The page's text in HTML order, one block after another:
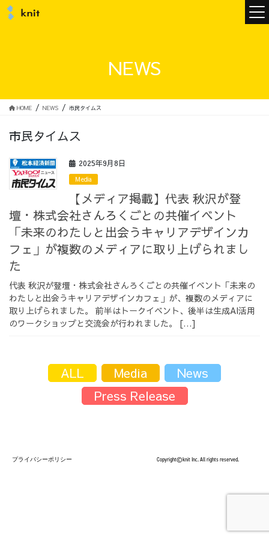
メンバー 会社概要
サービス
採用情報
NEWS
HOME NEWS 市民タイムス
市民タイムス
2025年9月8日
Media
【メディア掲載】代表 秋沢が登
壇・株式会社さんろくごとの共催イベント
「未来のわたしと出会うキャリアデザインカ
フェ」が複数のメディアに取り上げられまし
た
代表 秋沢が登壇・株式会社さんろくごとの共催イベント「未来の
わたしと出会うキャリアデザインカフェ」が、複数のメディアに
取り上げられました。 前半はトークイベント、後半は生成AI活用
のワークショップと交流会が行われました。 […]
ALL Media
News
Press Release
プライバシーポリシー Copyright©knit Inc. All rights reserved.